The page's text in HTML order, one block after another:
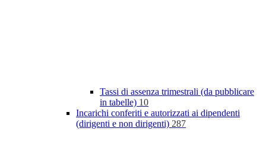
Tassi di assenza trimestrali (da pubblicare
in tabelle) 10
Incarichi conferiti e autorizzati ai dipendenti
(dirigenti e non dirigenti) 287